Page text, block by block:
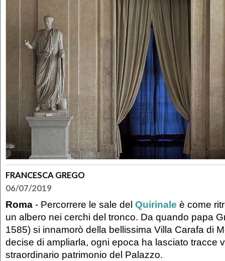
FRANCESCA GREGO
06/07/2019
Roma - Percorrere le sale del Quirinale è come
un albero nei cerchi del tronco. Da quando papa
1585) si innamorò della bellissima Villa Carafa di
decise di ampliarla, ogni epoca ha lasciato tracce
straordinario patrimonio del Palazzo.